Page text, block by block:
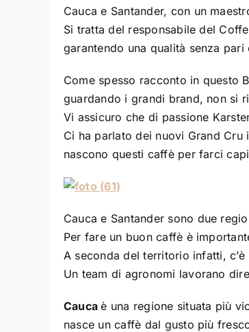
Cauca e Santander, con un
Si tratta del responsabile del
garantendo una qualità senza
Come spesso racconto in questo
guardando i grandi brand, non si
Vi assicuro che di passione
Ci ha parlato dei nuovi Grand
nascono questi caffè per farci
Cauca e Santander sono due
Per fare un buon caffè è
A seconda del territorio infatti,
Un team di agronomi lavorano
Caucaè una regione situata più
nasce un caffè dal gusto più